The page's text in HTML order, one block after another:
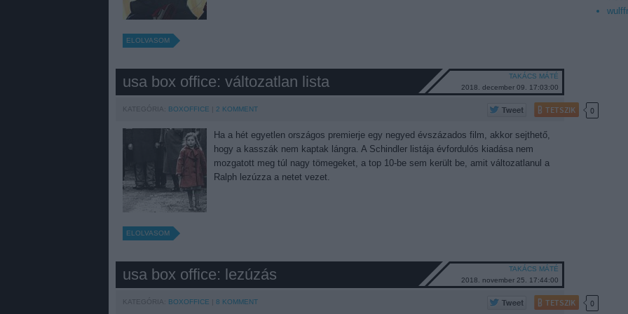
ELOLVASOM
usa box office: változatlan lista
TAKÁCS MÁTÉ
2018. december 09. 17:03:00
KATEGÓRIA: BOXOFFICE 2 KOMMENT TETSZIK 0
Ha a hét egyetlen országos premierje egy negyed évszázados film, akkor sejthető,
hogy a kasszák nem kaptak lángra. A Schindler listája évfordulós kiadása nem
mozgatott meg túl nagy tömegeket, a top 10-be sem került be, amit változatlanul a
Ralph lezúzza a netet vezet.
ELOLVASOM
usa box office: lezúzás
TAKÁCS MÁTÉ
2018. november 25. 17:44:00
KATEGÓRIA: BOXOFFICE 8 KOMMENT TETSZIK 0